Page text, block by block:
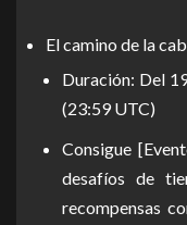
El camino de la
Duración: Del
(23:59 UTC)
Consigue
desafíos de
recompensas